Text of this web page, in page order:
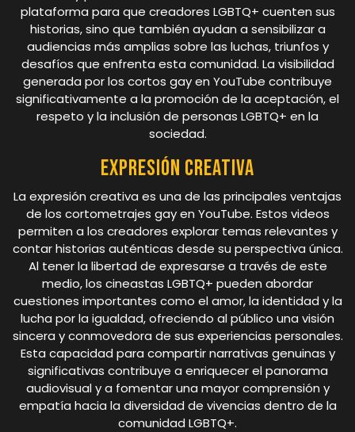
plataforma para que creadores LGBTQ+ cuenten sus
historias, sino que también ayudan a sensibilizar a
audiencias más amplias sobre las luchas, triunfos y
desafíos que enfrenta esta comunidad. La visibilidad
generada por los cortos gay en YouTube contribuye
significativamente a la promoción de la aceptación, el
respeto y la inclusión de personas LGBTQ+ en la
sociedad.
Expresión creativa
La expresión creativa es una de las principales ventajas
de los cortometrajes gay en YouTube. Estos videos
permiten a los creadores explorar temas relevantes y
contar historias auténticas desde su perspectiva única.
Al tener la libertad de expresarse a través de este
medio, los cineastas LGBTQ+ pueden abordar
cuestiones importantes como el amor, la identidad y la
lucha por la igualdad, ofreciendo al público una visión
sincera y conmovedora de sus experiencias personales.
Esta capacidad para compartir narrativas genuinas y
significativas contribuye a enriquecer el panorama
audiovisual y a fomentar una mayor comprensión y
empatía hacia la diversidad de vivencias dentro de la
comunidad LGBTQ+.